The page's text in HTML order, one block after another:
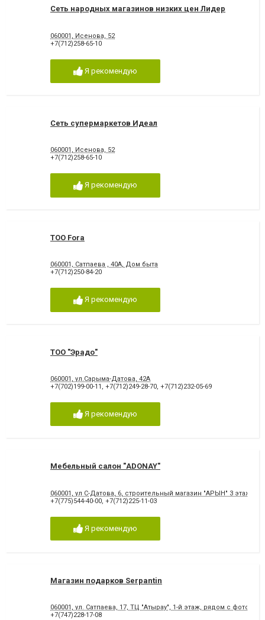
Сеть народных магазинов низких цен Лидер
060001, Исенова, 52
+7(712)258-65-10
Я рекомендую
Сеть супермаркетов Идеал
060001, Исенова, 52
+7(712)258-65-10
Я рекомендую
ТОО Fora
060001, Сатпаева , 40А, Дом быта
+7(712)250-84-20
Я рекомендую
ТОО "Эрадо"
060001, ул.Сарыма-Датова, 42А
+7(702)199-00-11 , +7(712)249-28-70, +7(712)232-05-69
Я рекомендую
Мебельный салон "ADONAY"
060001, ул С-Датова, 6, строительный магазин "АРЫН" 3 этаж
+7(775)544-40-00 +7(712)225-11-03
Я рекомендую
Магазин подарков Serpantin
060001, ул. Сатпаева, 17, ТЦ "Атырау", 1-й этаж, рядом с
+7(747)228-17-08